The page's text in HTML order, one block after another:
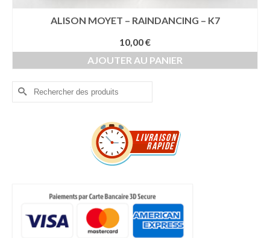
ALISON MOYET – RAINDANCING – K7
10,00€
AJOUTER AU PANIER
Rechercher :